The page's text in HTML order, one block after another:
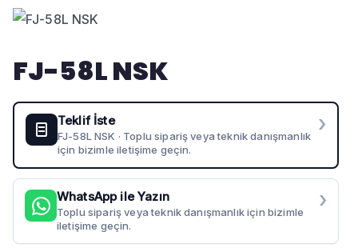
FJ-58L NSK
Teklif İste
FJ-58L NSK · Toplu sipariş veya teknik danışmanlık
için bizimle iletişime geçin.
›
WhatsApp ile Yazın
Toplu sipariş veya teknik danışmanlık için bizimle
iletişime geçin.
›